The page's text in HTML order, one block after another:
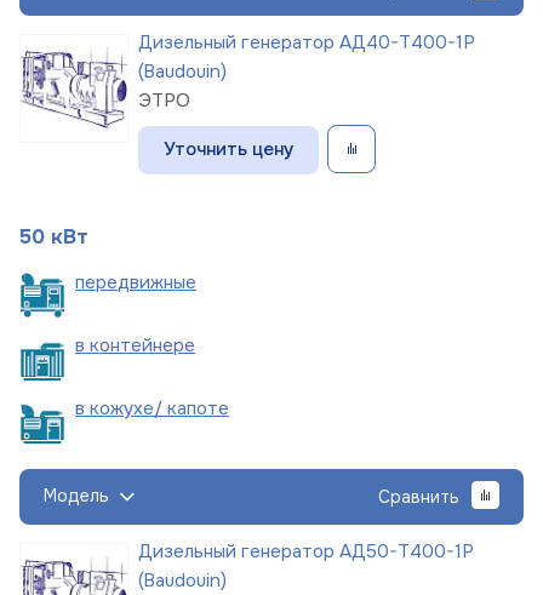
Дизельный генератор АД40-Т400-1Р
(Baudouin)
ЭТРО
Уточнить цену
50 кВт
передвижные
в контейнере
в кожухе/ капоте
Модель Сравнить
Дизельный генератор АД50-Т400-1Р
(Baudouin)